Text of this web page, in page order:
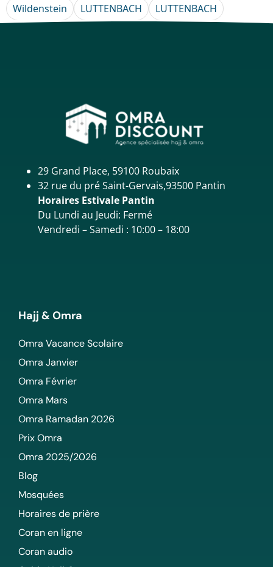
Wildenstein
LUTTENBACH LUTTENBACH
29 Grand Place, 59100 Roubaix
32 rue du pré Saint-Gervais,93500 Pantin
Horaires Estivale Pantin
Du Lundi au Jeudi: Fermé
Vendredi – Samedi : 10:00 – 18:00
Hajj & Omra
Omra Vacance Scolaire
Omra Janvier
Omra Février
Omra Mars
Omra Ramadan 2026
Prix Omra
Omra 2025/2026
Blog
Mosquées
Horaires de prière
Coran en ligne
Coran audio